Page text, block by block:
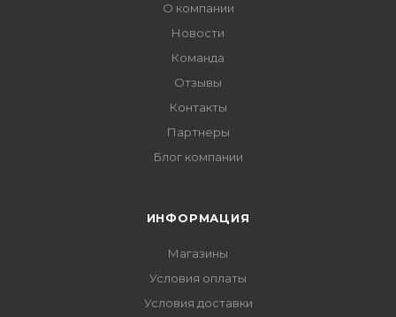
О компании
Новости
Команда
Отзывы
Контакты
Партнеры
Блог компании
ИНФОРМАЦИЯ
Магазины
Условия оплаты
Условия доставки